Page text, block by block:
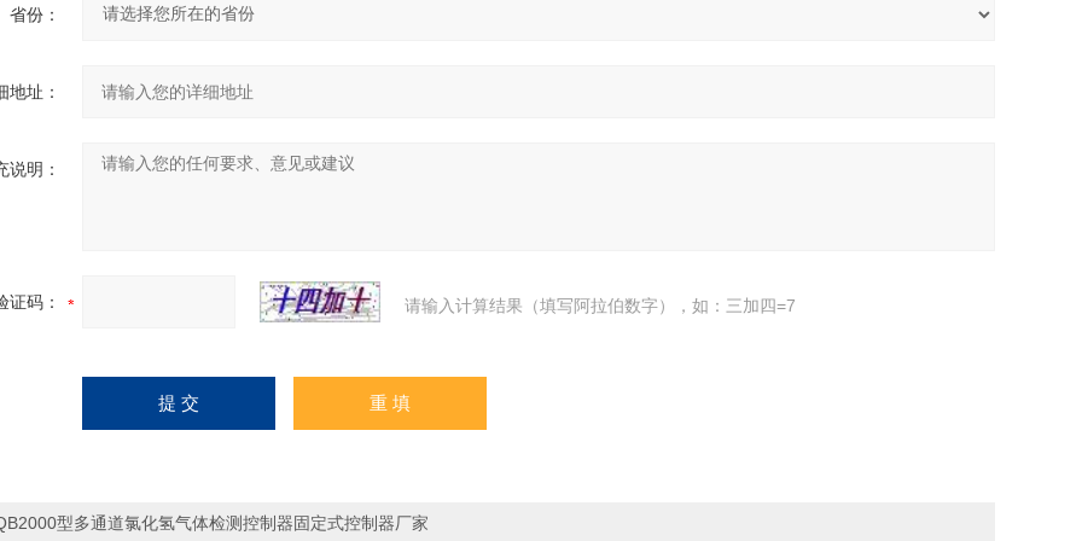
省份：
地址：
说明：
证码： 请输入计算结果（填写阿拉伯数字），如：三加四=7
型多通道氯化氢气体检测控制器固定式控制器厂家